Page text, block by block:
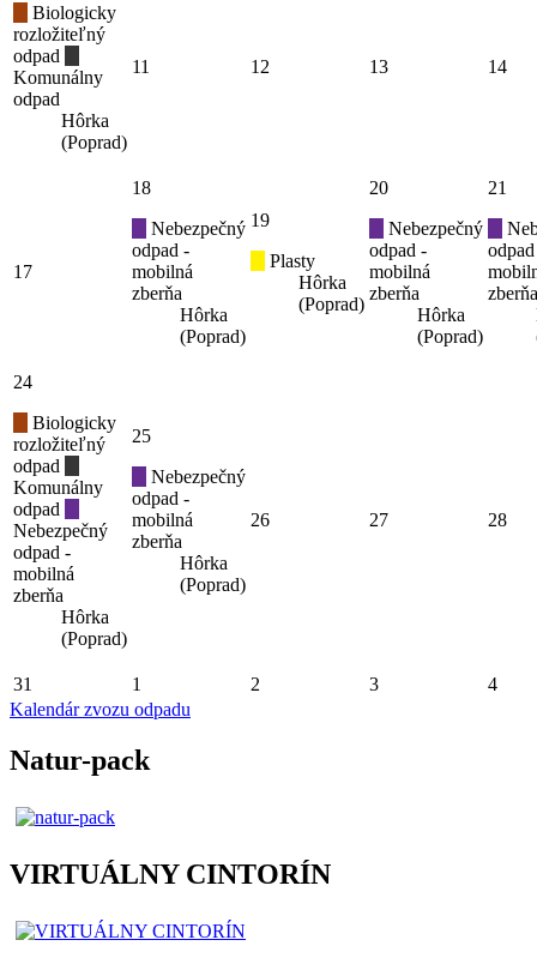
Biologicky
rozložiteľný
odpad
Komunálny
odpad
Hôrka
(Poprad)
11 12 13 14
17
18
Nebezpečný
odpad -
mobilná
zberňa
Hôrka
(Poprad)
19
Plasty
Hôrka
(Poprad)
20
Nebezpečný
odpad -
mobilná
zberňa
Hôrka
(Poprad)
21
zberňa
24
Biologicky
rozložiteľný
odpad
Komunálny
odpad
Nebezpečný
odpad -
mobilná
zberňa
Hôrka
(Poprad)
25
Nebezpečný
odpad -
mobilná
zberňa
Hôrka
(Poprad)
26 27 28
31 1 2 3
4
Kalendár zvozu odpadu
Natur-pack
VIRTUÁLNY CINTORÍN